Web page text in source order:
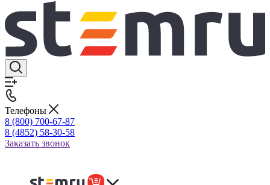
Телефоны
8 (800) 700-67-87
8 (4852) 58-30-58
Заказать звонок